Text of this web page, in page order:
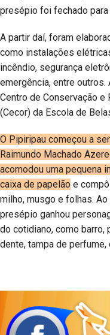
presépio foi fechado
A partir daí, foram
como instalações
incêndio, segurança
emergência, entre outros.
Centro de Conservação e
(Cecor) da Escola de
O Pipiripau começou a
Raimundo Machado
acomodou uma pequena
caixa de papelão e
milho, musgo e folhas.
presépio ganhou
do cotidiano, como barro,
dente, tampa de